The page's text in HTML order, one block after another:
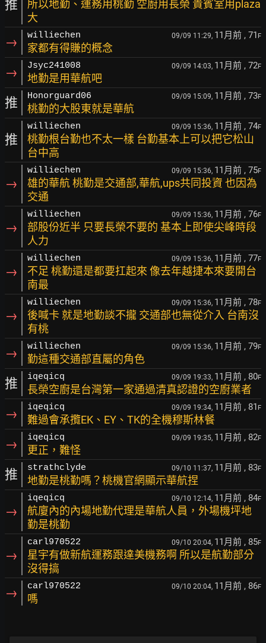
推
所以地勤、運務用桃勤 空廚用長榮 貴賓室用plaza
大
→ williechen 09/09 11:29, 11月前 , 71 F
家都有得賺的概念
→ Jsyc241008 09/09 14:03, 11月前 , 72F
地勤是用華航吧
推 Honorguard06 09/09 15:09, 11月前 , 73F
桃勤的大股東就是華航
推
williechen 09/09 15:36, 11月前 , 74F
桃勤根台勤也不太一樣 台勤基本上可以把它松山
台中高
→
williechen 09/09 15:36, 11月前 , 75F
雄的華航 桃勤是交通部,華航,ups共同投資 也因為
交通
→
williechen 09/09 15:36, 11月前 , 76F
部股份近半 只要長榮不要的 基本上即使尖峰時段
人力
→
williechen 09/09 15:36, 11月前 , 77F
不足 桃勤還是都要扛起來 像去年越捷本來要開台
南最
→
williechen 09/09 15:36, 11月前 , 78F
後喊卡 就是地勤談不攏 交通部也無從介入 台南沒
有桃
→ williechen 09/09 15:36, 11月前 , 79F
勤這種交通部直屬的角色
推 iqeqicq 09/09 19:33, 11月前 , 80F
長榮空廚是台灣第一家通過清真認證的空廚業者
→ iqeqicq 09/09 19:34, 11月前 , 81 F
難過會承攬EK、EY、TK的全機穆斯林餐
→ iqeqicq 09/09 19:35, 11月前 , 82F
更正，難怪
推 strathclyde 09/10 11:37, 11月前 , 83F
地勤是桃勤嗎？桃機官網顯示華航捏
→
iqeqicq 09/10 12:14, 11月前 , 84F
航廈內的內場地勤代理是華航人員，外場機坪地
勤是桃勤
→
carl970522 09/10 20:04, 11月前 , 85F
星宇有做新航運務跟達美機務啊 所以是航勤部分
沒得搞
→ carl970522 09/10 20:04, 11月前 , 86F
嗎